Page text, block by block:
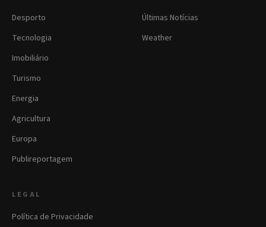
Desporto
Tecnologia
Imobiliário
Turismo
Energia
Agricultura
Europa
Publireportagem
Últimas Notícias
Weather
LEGAL
Política de Privacidade